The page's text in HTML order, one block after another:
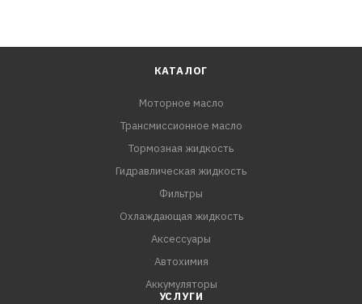
КАТАЛОГ
Моторное масло
Трансмиссионное масло
Тормозная жидкость
Гидравлическая жидкость
Фильтры
Охлаждающая жидкость
Аксессуары
Автохимия
Аккумуляторы
УСЛУГИ